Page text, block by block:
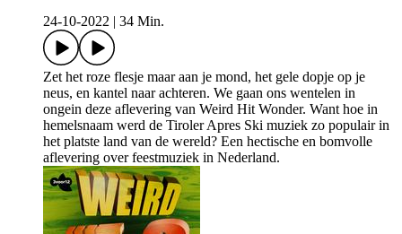
24-10-2022
34 Min.
Zet het roze flesje maar aan je mond, het gele dopje op je
neus, en kantel naar achteren. We gaan ons wentelen in
ongein deze aflevering van Weird Hit Wonder. Want hoe in
hemelsnaam werd de Tiroler Apres Ski muziek zo populair in
het platste land van de wereld? Een hectische en bomvolle
aflevering over feestmuziek in Nederland.